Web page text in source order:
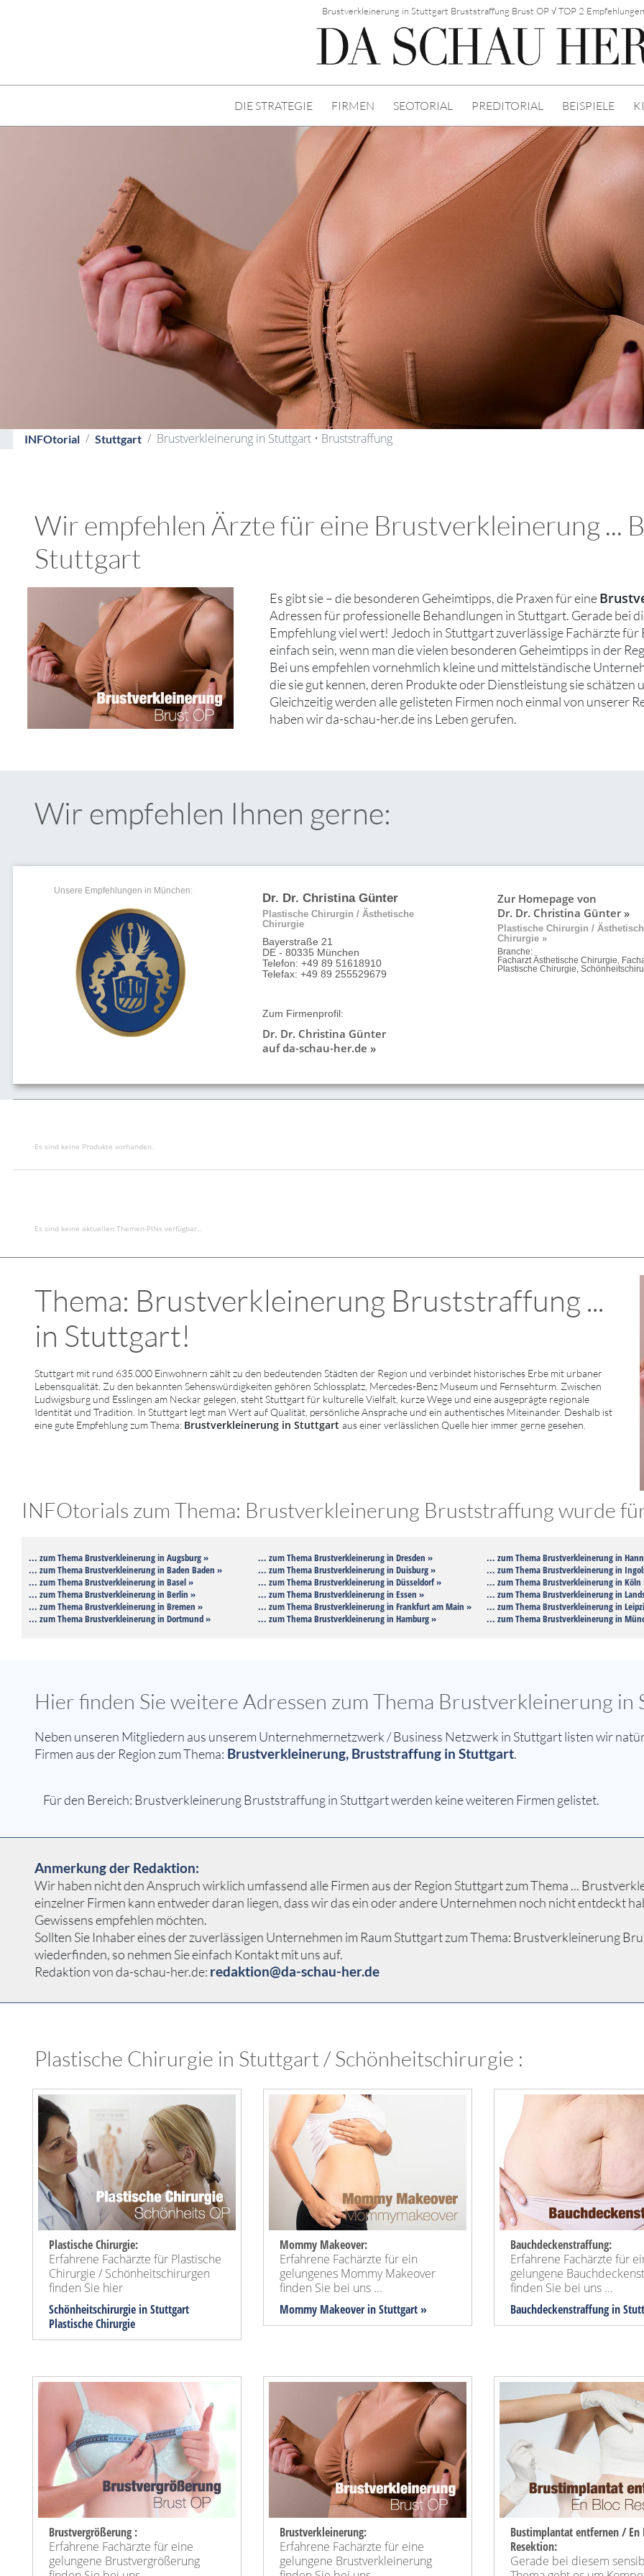
Brustverkleinerung in Stuttgart Bruststraffung Brust OP √ TOP 2 Empfehlungen
DIE STRATEGIE FIRMEN SEOTORIAL PREDITORIAL BEISPIELE
INFOtorial Stuttgart Brustverkleinerung in Stuttgart • Bruststraffung
Wir empfehlen Ärzte für eine Brustverkleinerung ...
Stuttgart
Es gibt sie – die besonderen Geheimtipps, die Praxen für eine
Adressen für professionelle Behandlungen in Stuttgart. Gerade bei
Empfehlung viel wert! Jedoch in Stuttgart zuverlässige Fachärzte
einfach sein, wenn man die vielen besonderen Geheimtipps in der
Bei uns empfehlen vornehmlich kleine und mittelständische
die sie gut kennen, deren Produkte oder Dienstleistung sie
Gleichzeitig werden alle gelisteten Firmen noch einmal von unserer
haben wir da-schau-her.de ins Leben gerufen.
Wir empfehlen Ihnen gerne:
Unsere Empfehlungen in München:
Dr. Dr. Christina Günter
Plastische Chirurgin / Ästhetische
Chirurgie
Bayerstraße 21
DE - 80335 München
Telefon: +49 89 51618910
Telefax: +49 89 255529679
Zum Firmenprofil:
Dr. Dr. Christina Günter
auf da-schau-her.de »
Zur Homepage von
Dr. Dr. Christina Günter »
Plastische Chirurgin /
Chirurgie »
Branche:
Facharzt Ästhetische Chirurgie,
Plastische Chirurgie,
Es sind keine Produkte vorhanden.
Es sind keine aktuellen Themen-PINs verfügbar..
Thema: Brustverkleinerung Bruststraffung ...
in Stuttgart!
Stuttgart mit rund 635.000 Einwohnern zählt zu den bedeutenden Städten der Region und verbindet historisches Erbe mit urbaner
Lebensqualität. Zu den bekannten Sehenswürdigkeiten gehören Schlossplatz, Mercedes-Benz Museum und Fernsehturm. Zwischen
Ludwigsburg und Esslingen am Neckar gelegen, steht Stuttgart für kulturelle Vielfalt, kurze Wege und eine ausgeprägte regionale
Identität und Tradition. In Stuttgart legt man Wert auf Qualität, persönliche Ansprache und ein authentisches Miteinander. Deshalb ist
eine gute Empfehlung zum Thema: Brustverkleinerung in Stuttgart aus einer verlässlichen Quelle hier immer gerne gesehen.
INFOtorials zum Thema: Brustverkleinerung Bruststraffung wurde
... zum Thema Brustverkleinerung in Augsburg »
... zum Thema Brustverkleinerung in Baden Baden »
... zum Thema Brustverkleinerung in Basel »
... zum Thema Brustverkleinerung in Berlin »
... zum Thema Brustverkleinerung in Bremen »
... zum Thema Brustverkleinerung in Dortmund »
... zum Thema Brustverkleinerung in Dresden »
... zum Thema Brustverkleinerung in Duisburg »
... zum Thema Brustverkleinerung in Düsseldorf »
... zum Thema Brustverkleinerung in Essen »
... zum Thema Brustverkleinerung in Frankfurt am Main »
... zum Thema Brustverkleinerung in Hamburg »
... zum Thema Brustverkleinerung in
... zum Thema Brustverkleinerung in
... zum Thema Brustverkleinerung in Köln
... zum Thema Brustverkleinerung in
... zum Thema Brustverkleinerung in
... zum Thema Brustverkleinerung in
Hier finden Sie weitere Adressen zum Thema Brustverkleinerung in
Neben unseren Mitgliedern aus unserem Unternehmernetzwerk / Business Netzwerk in Stuttgart listen wir
Firmen aus der Region zum Thema: Brustverkleinerung, Bruststraffung in Stuttgart.
Für den Bereich: Brustverkleinerung Bruststraffung in Stuttgart werden keine weiteren Firmen gelistet.
Anmerkung der Redaktion:
Wir haben nicht den Anspruch wirklich umfassend alle Firmen aus der Region Stuttgart zum Thema ...
einzelner Firmen kann entweder daran liegen, dass wir das ein oder andere Unternehmen noch nicht entdeckt
Gewissens empfehlen möchten.
Sollten Sie Inhaber eines der zuverlässigen Unternehmen im Raum Stuttgart zum Thema: Brustverkleinerung
wiederfinden, so nehmen Sie einfach Kontakt mit uns auf.
Redaktion von da-schau-her.de: redaktion@da-schau-her.de
Plastische Chirurgie in Stuttgart / Schönheitschirurgie :
Plastische Chirurgie:
Erfahrene Fachärzte für Plastische
Chirurgie / Schönheitschirurgen
finden Sie hier
Schönheitschirurgie in Stuttgart
Plastische Chirurgie
Mommy Makeover:
Erfahrene Fachärzte für ein
gelungenes Mommy Makeover
finden Sie bei uns ...
Mommy Makeoverin Stuttgart »
Bauchdeckenstraffung:
Erfahrene Fachärzte für
gelungene
finden Sie bei uns ...
Bauchdeckenstraffungin
Brustvergrößerung :
Erfahrene Fachärzte für eine
gelungene Brustvergrößerung
Brustverkleinerung:
Erfahrene Fachärzte für eine
gelungene Brustverkleinerung
Bustimplantat entfernen / En
Resektion:
Gerade bei diesem